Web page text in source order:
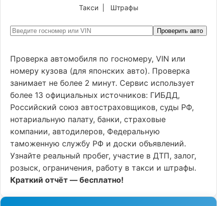
Такси| Штрафы
Проверить авто
Проверка автомобиля по госномеру, VIN или
номеру кузова (для японских авто). Проверка
занимает не более 2 минут. Сервис использует
более 13 официальных источников: ГИБДД,
Российский союз автостраховщиков, суды РФ,
нотариальную палату, банки, страховые
компании, автодилеров, Федеральную
таможенную службу РФ и доски объявлений.
Узнайте реальный пробег, участие в ДТП, залог,
розыск, ограничения, работу в такси и штрафы.
Краткий отчёт — бесплатно!